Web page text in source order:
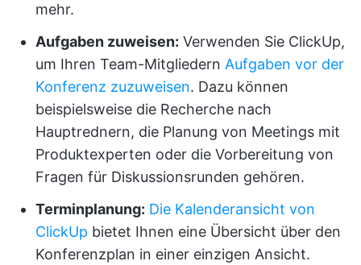
mehr.
Aufgaben zuweisen: Verwenden Sie ClickUp,
um Ihren Team-Mitgliedern Aufgaben vor der
Konferenz zuzuweisen. Dazu können
beispielsweise die Recherche nach
Hauptrednern, die Planung von Meetings mit
Produktexperten oder die Vorbereitung von
Fragen für Diskussionsrunden gehören.
Terminplanung: Die Kalenderansicht von
ClickUp bietet Ihnen eine Übersicht über den
Konferenzplan in einer einzigen Ansicht.